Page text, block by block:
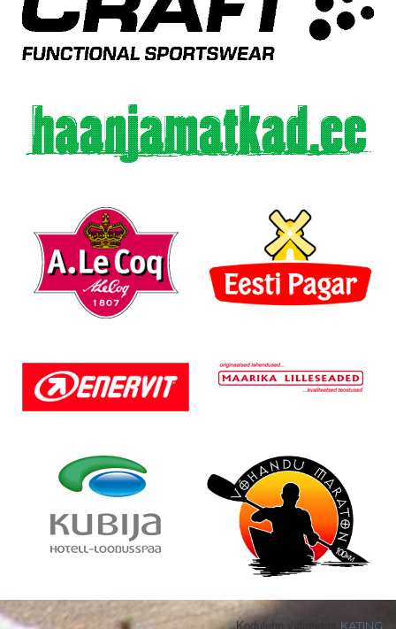
Kodulehe valmistas KATING